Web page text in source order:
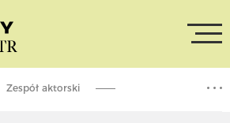
Zespół aktorski